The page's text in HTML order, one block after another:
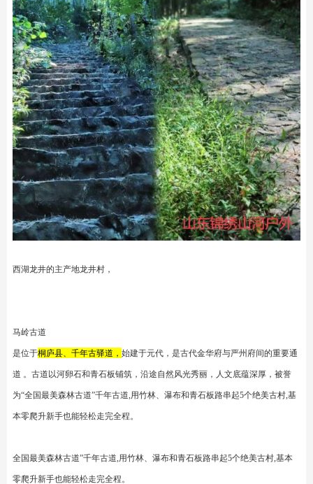
西湖龙井的主产地龙井村，